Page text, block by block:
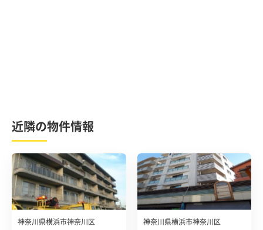
近隣の物件情報
神奈川県横浜市神奈川区 神奈川県横浜市神奈川区